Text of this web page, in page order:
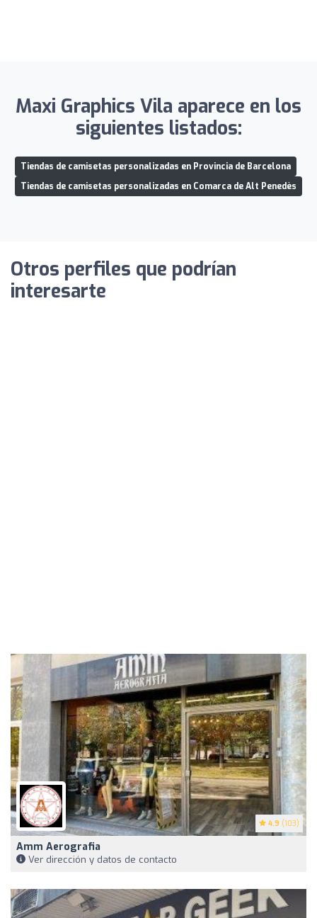
Maxi Graphics Vila aparece en los
siguientes listados:
Tiendas de camisetas personalizadas en Provincia de Barcelona
Tiendas de camisetas personalizadas en Comarca de Alt Penedès
Otros perfiles que podrían
interesarte
4.9 (103)
Amm Aerografia
Ver dirección y datos de contacto